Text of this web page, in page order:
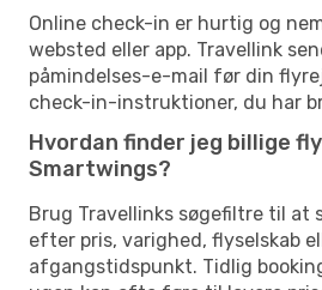
Online check-in er hurtig og
websted eller app. Travellink
påmindelses-e-mail før din
check-in-instruktioner, du har
Hvordan finder jeg billige
Smartwings?
Brug Travellinks søgefiltre til at
efter pris, varighed, flyselskab
afgangstidspunkt. Tidlig